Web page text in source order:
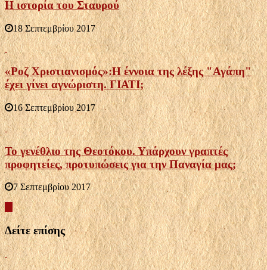
Η ιστορία του Σταυρού
18 Σεπτεμβρίου 2017
«Ροζ Χριστιανισμός»:Η έννοια της λέξης "Αγάπη"
έχει γίνει αγνώριστη. ΓΙΑΤΙ;
16 Σεπτεμβρίου 2017
Το γενέθλιο της Θεοτόκου. Υπάρχουν γραπτές
προφητείες, προτυπώσεις για την Παναγία μας;
7 Σεπτεμβρίου 2017
Δείτε επίσης